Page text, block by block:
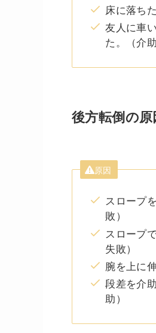
床に落ち
友人に車
た。（介助
後方転倒の原
原因
スロープ
敗）
スロープ
失敗）
腕を上に
段差を介
助）